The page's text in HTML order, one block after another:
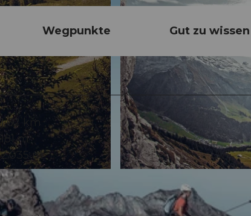
Wegpunkte Gut zu wissen
1,62 km
181 m
2.035 m